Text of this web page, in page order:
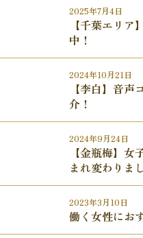
2025年7月4日
【千葉エリ
中！
2024年10月21日
【李白】音
介！
2024年9月24日
【金瓶梅】
まれ変わりま
2023年3月10日
働く女性にお